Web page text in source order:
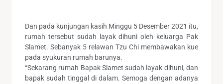
Dan pada kunjungan kasih Minggu 5 Desember 2021 itu,
rumah tersebut sudah layak dihuni oleh keluarga Pak
Slamet. Sebanyak 5 relawan Tzu Chi membawakan kue
pada syukuran rumah barunya.
“Sekarang rumah Bapak Slamet sudah layak dihuni, dan
bapak sudah tinggal di dalam. Semoga dengan adanya